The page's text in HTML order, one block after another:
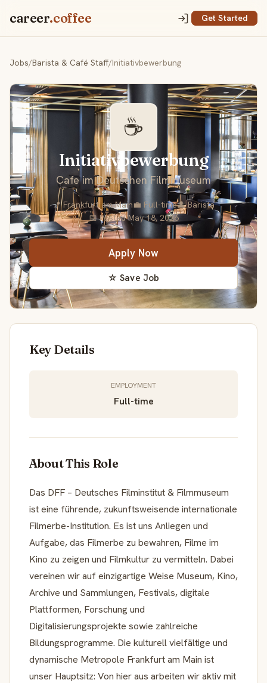
career.coffee Get Started
Jobs/Barista & Café Staff/Initiativbewerbung
☕
Initiativbewerbung
Cafe im Deutschen Filmmuseum
📍 Frankfurt am Main💼 Full-time👤 Barista
📅 Posted May 18, 2026
Apply Now
☆ Save Job
Key Details
EMPLOYMENT
Full-time
About This Role
Das DFF – Deutsches Filminstitut & Filmmuseum
ist eine führende, zukunftsweisende internationale
Filmerbe-Institution. Es ist uns Anliegen und
Aufgabe, das Filmerbe zu bewahren, Filme im
Kino zu zeigen und Filmkultur zu vermitteln. Dabei
vereinen wir auf einzigartige Weise Museum, Kino,
Archive und Sammlungen, Festivals, digitale
Plattformen, Forschung und
Digitalisierungsprojekte sowie zahlreiche
Bildungsprogramme. Die kulturell vielfältige und
dynamische Metropole Frankfurt am Main ist
unser Hauptsitz: Von hier aus arbeiten wir aktiv mit